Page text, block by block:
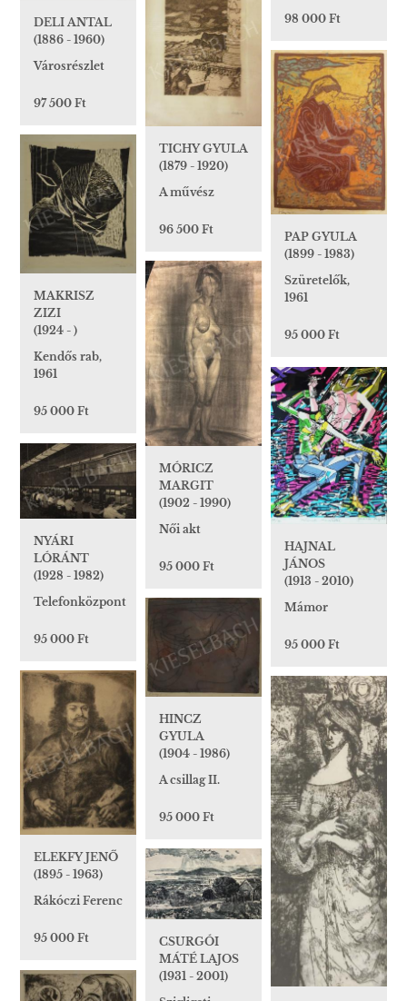
98 000 Ft
DELI ANTAL
(1886 - 1960)
Városrészlet
97 500 Ft
TICHY GYULA
(1879 - 1920)
A művész
96 500 Ft
PAP GYULA
(1899 - 1983)
Szüretelők,
1961
95 000 Ft
MAKRISZ
ZIZI
(1924 - )
Kendős rab,
1961
95 000 Ft
MÓRICZ
MARGIT
(1902 - 1990)
Női akt
95 000 Ft
HAJNAL
JÁNOS
(1913 - 2010)
Mámor
95 000 Ft
NYÁRI
LÓRÁNT
(1928 - 1982)
Telefonközpont
95 000 Ft
HINCZ
GYULA
(1904 - 1986)
A csillag II.
95 000 Ft
ELEKFY JENŐ
(1895 - 1963)
Rákóczi Ferenc
95 000 Ft
CSURGÓI
MÁTÉ LAJOS
(1931 - 2001)